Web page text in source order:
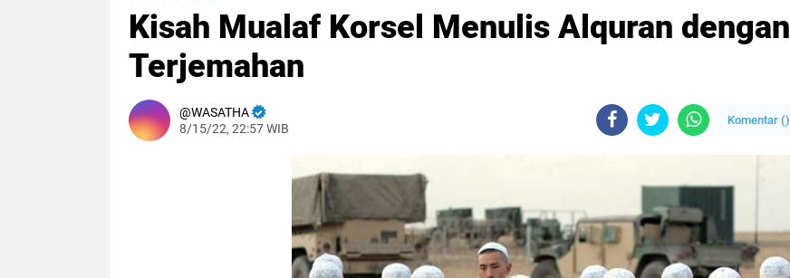
Kisah Mualaf Korsel Menulis Alquran dengan
Terjemahan
WASATHA
8/15/22, 22:57 WIB
Komentar ()